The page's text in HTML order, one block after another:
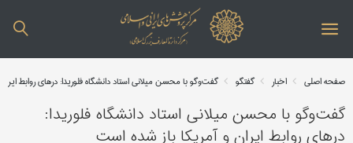
صفحه اصلی اخبار گفتگو گفت‌و‌گو با محسن میلانی استاد دانشگاه فلوریدا: درهای روابط
گفت‌و‌گو با محسن میلانی استاد دانشگاه فلوریدا:
درهای روابط ایران و آمریکا باز شده است